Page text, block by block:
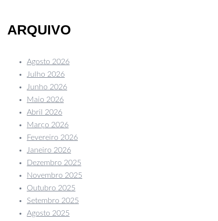
ARQUIVO
Agosto 2026
Julho 2026
Junho 2026
Maio 2026
Abril 2026
Março 2026
Fevereiro 2026
Janeiro 2026
Dezembro 2025
Novembro 2025
Outubro 2025
Setembro 2025
Agosto 2025